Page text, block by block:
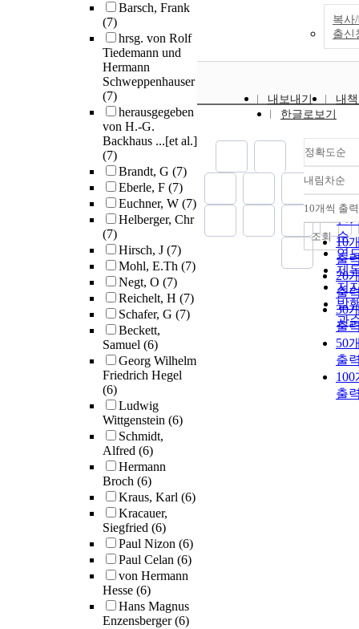
Barsch, Frank
(7)
hrsg. von Rolf
Tiedemann und
Hermann
Schweppenhauser
(7)
herausgegeben
von H.-G.
Backhaus ...[et al.]
(7)
Brandt, G (7)
Eberle, F (7)
Euchner, W (7)
Helberger, Chr
(7)
Hirsch, J (7)
Mohl, E.Th (7)
Negt, O (7)
Reichelt, H (7)
Schafer, G (7)
Beckett,
Samuel (6)
Georg Wilhelm
Friedrich Hegel
(6)
Ludwig
Wittgenstein (6)
Schmidt,
Alfred (6)
Hermann
Broch (6)
Kraus, Karl (6)
Kracauer,
Siegfried (6)
Paul Nizon (6)
Paul Celan (6)
von Hermann
Hesse (6)
Hans Magnus
Enzensberger(6)
복사
출신
내보내기
내
한글로보기
정확도순
정
순
인
순
연
제
저
발
관
내림차순
내
10개씩 출력
10
출
20
출
30
출
50
출
출
조회